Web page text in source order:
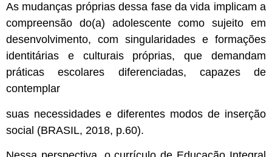
As mudanças próprias dessa fase da vida implicam a
compreensão do(a) adolescente como sujeito em
desenvolvimento, com singularidades e formações
identitárias e culturais próprias, que demandam
práticas escolares diferenciadas, capazes de
contemplar
suas necessidades e diferentes modos de inserção
social (BRASIL, 2018, p.60).